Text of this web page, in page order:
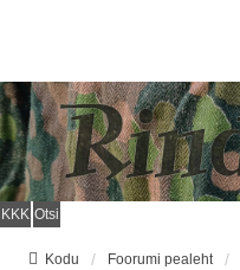
KKK Otsi
Kodu Foorumi pealeht